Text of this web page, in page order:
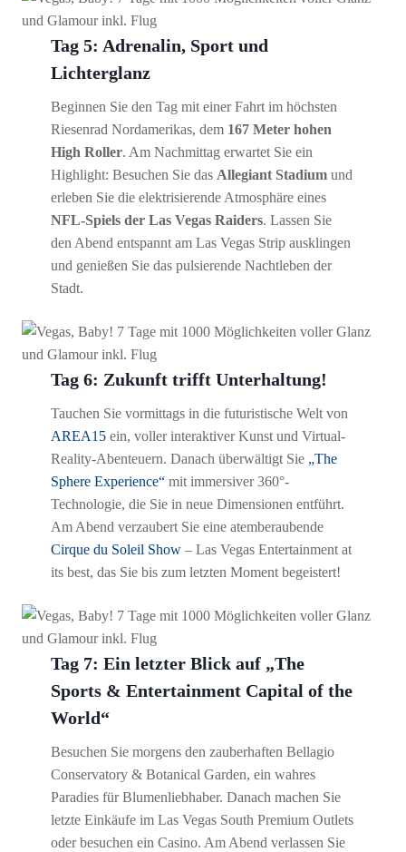
Tag 5: Adrenalin, Sport und
Lichterglanz
Beginnen Sie den Tag mit einer Fahrt im höchsten
Riesenrad Nordamerikas, dem 167 Meter hohen
High Roller. Am Nachmittag erwartet Sie ein
Highlight: Besuchen Sie das Allegiant Stadium und
erleben Sie die elektrisierende Atmosphäre eines
NFL-Spiels der Las Vegas Raiders. Lassen Sie
den Abend entspannt am Las Vegas Strip ausklingen
und genießen Sie das pulsierende Nachtleben der
Stadt.
Tag 6: Zukunft trifft Unterhaltung!
Tauchen Sie vormittags in die futuristische Welt von
AREA15 ein, voller interaktiver Kunst und Virtual-
Reality-Abenteuern. Danach überwältigt Sie „The
Sphere Experience“ mit immersiver 360°-
Technologie, die Sie in neue Dimensionen entführt.
Am Abend verzaubert Sie eine atemberaubende
Cirque du Soleil Show – Las Vegas Entertainment at
its best, das Sie bis zum letzten Moment begeistert!
Tag 7: Ein letzter Blick auf „The
Sports & Entertainment Capital of the
World“
Besuchen Sie morgens den zauberhaften Bellagio
Conservatory & Botanical Garden, ein wahres
Paradies für Blumenliebhaber. Danach machen Sie
letzte Einkäufe im Las Vegas South Premium Outlets
oder besuchen ein Casino. Am Abend verlassen Sie